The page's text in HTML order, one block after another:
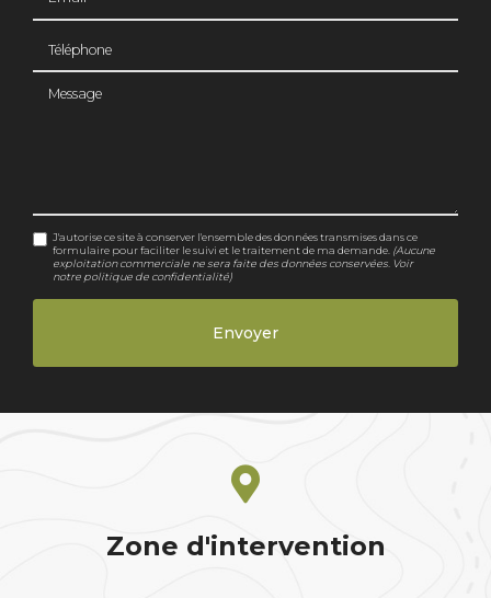
Message
J'autorise ce site à conserver l'ensemble des données transmises dans ce
formulaire pour faciliter le suivi et le traitement de ma demande. (Aucune
exploitation commerciale ne sera faite des données conservées. Voir
notre politique de confidentialité)
Zone d'intervention